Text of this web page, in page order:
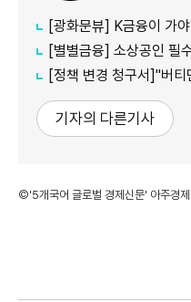
[광화문뷰] K금융이 가
[별별금융] 소상공인 필수
[정책 변경 청구서]"버티면 또
기자의 다른기사
©'5개국어 글로벌 경제신문' 아주경제